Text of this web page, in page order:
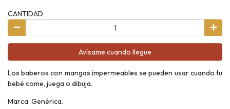
CANTIDAD
Avísame cuando llegue
Los baberos con mangas impermeables se pueden usar cuando tu
bebé come, juega o dibuja.
Marca: Genérica.